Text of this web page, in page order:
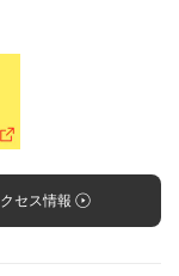
セス情報